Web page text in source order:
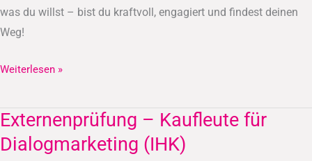
was du willst – bist du kraftvoll, engagiert und findest deinen
Weg!
Weiterlesen »
Externenprüfung – Kaufleute für
Dialogmarketing (IHK)
Externenprüfung
–
Kaufleute